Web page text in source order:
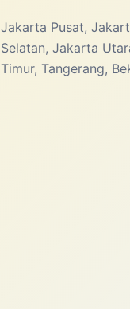
Jakarta Pusat,
Selatan, Jakarta
Timur, Tangerang,